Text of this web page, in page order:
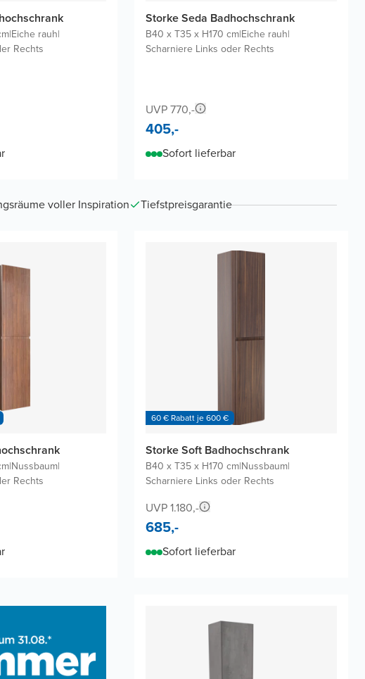
|Eiche rauh|
Rechts
Storke Seda Badhochschrank
B40 x T35 x H170 cm|Eiche rauh|
Scharniere Links oder Rechts
UVP 770,-
405,-
Sofort lieferbar
voller Inspiration Tiefstpreisgarantie
|Nussbaum|
Rechts
60 € Rabatt je 600 €
Storke Soft Badhochschrank
B40 x T35 x H170 cm|Nussbaum|
Scharniere Links oder Rechts
UVP 1.180,-
685,-
Sofort lieferbar